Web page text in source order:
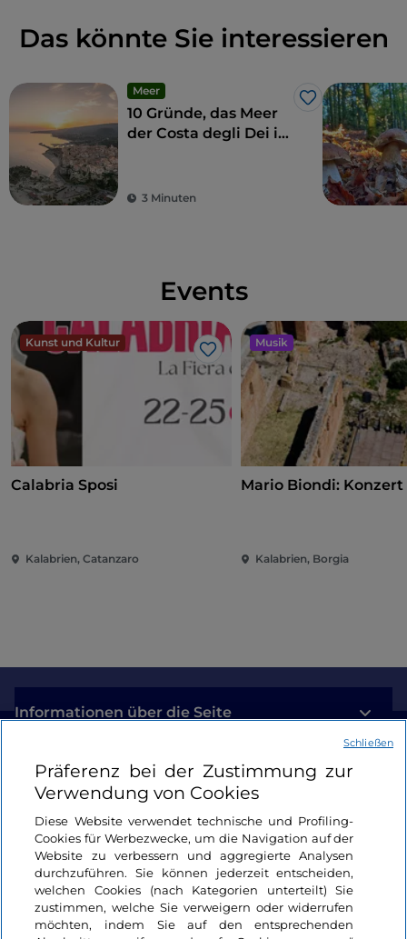
Das könnte Sie interessieren
Meer
Like
10 Gründe, das Meer
der Costa degli Dei im
3 Minuten
Events
Kunst und Kultur
Like
Calabria Sposi
Kalabrien, Catanzaro
Musik
Mario Biondi: Konzert
Kalabrien, Borgia
Informationen über die Seite
Nützliche Links
Login
Bleiben wir in Kontakt
Präferenz bei der Zustimmung zur
Verwendung von Cookies
Diese Website verwendet technische und Profiling-
Cookies für Werbezwecke, um die Navigation auf der
Website zu verbessern und aggregierte Analysen
durchzuführen. Sie können jederzeit entscheiden,
welchen Cookies (nach Kategorien unterteilt) Sie
zustimmen, welche Sie verweigern oder widerrufen
möchten, indem Sie auf den entsprechenden
Schließen